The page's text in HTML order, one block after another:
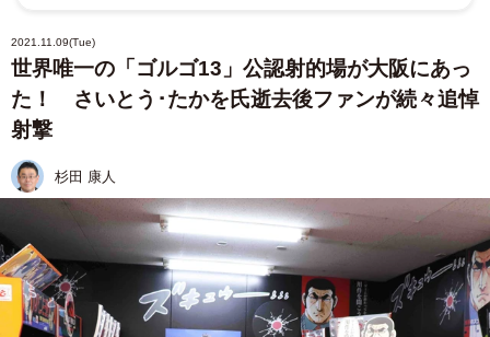
2021.11.09(Tue)
世界唯一の「ゴルゴ13」公認射的場が大阪にあっ
た！ さいとう･たかを氏逝去後ファンが続々追悼
射撃
杉田 康人